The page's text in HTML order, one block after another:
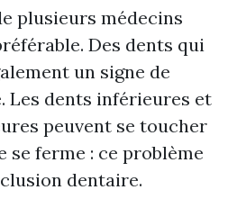
plusieurs médecins
Des dents qui
un signe de
Les dents inférieures et
peuvent se toucher
se ferme : ce problème
dentaire.